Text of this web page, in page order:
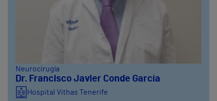
Neurocirugía
Dr. Francisco Javier Conde García
Hospital Vithas Tenerife